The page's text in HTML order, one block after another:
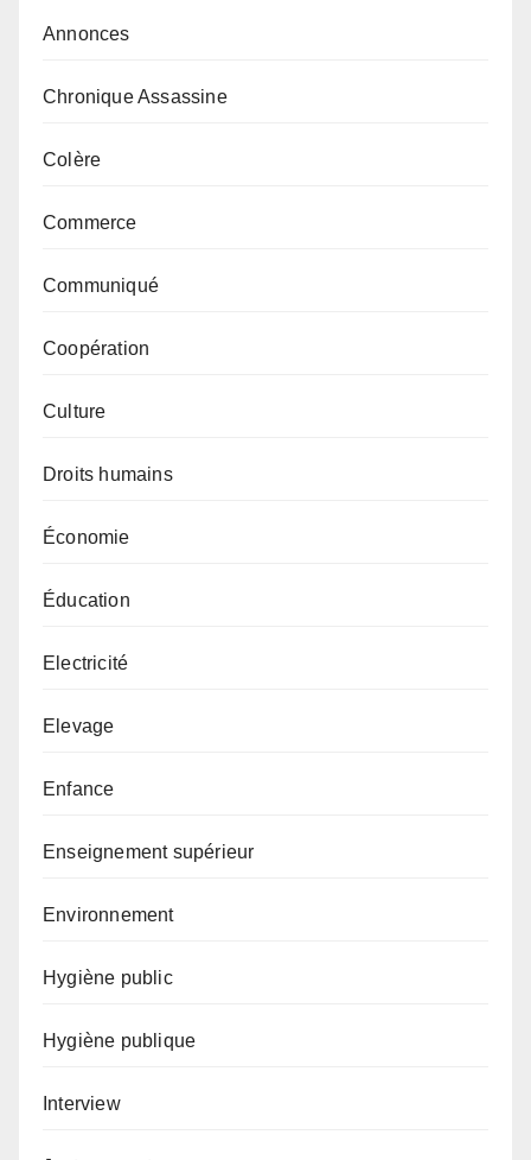
Annonces
Chronique Assassine
Colère
Commerce
Communiqué
Coopération
Culture
Droits humains
Économie
Éducation
Electricité
Elevage
Enfance
Enseignement supérieur
Environnement
Hygiène public
Hygiène publique
Interview